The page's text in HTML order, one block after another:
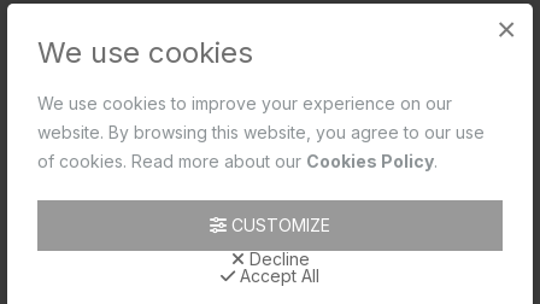
×
We use cookies
We use cookies to improve your experience on our
website. By browsing this website, you agree to our use
of cookies. Read more about our Cookies Policy.
CUSTOMIZE
Decline
Accept All
டெக்னிகல் டிராயிங் ரிவியூவ்ஸ் (0)